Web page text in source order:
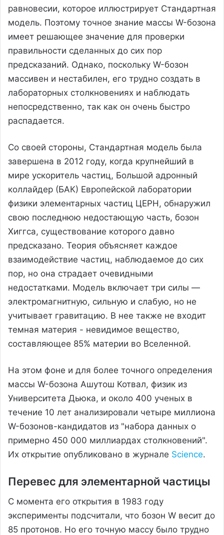
равновесии, которое иллюстрирует Стандартная
модель. Поэтому точное знание массы W-бозона
имеет решающее значение для проверки
правильности сделанных до сих пор
предсказаний. Однако, поскольку W-бозон
массивен и нестабилен, его трудно создать в
лабораторных столкновениях и наблюдать
непосредственно, так как он очень быстро
распадается.
Со своей стороны, Стандартная модель была
завершена в 2012 году, когда крупнейший в
мире ускоритель частиц, Большой адронный
коллайдер (БАК) Европейской лаборатории
физики элементарных частиц ЦЕРН, обнаружил
свою последнюю недостающую часть, бозон
Хиггса, существование которого давно
предсказано. Теория объясняет каждое
взаимодействие частиц, наблюдаемое до сих
пор, но она страдает очевидными
недостатками. Модель включает три силы —
электромагнитную, сильную и слабую, но не
учитывает гравитацию. В нее также не входит
темная материя - невидимое вещество,
составляющее 85% материи во Вселенной.
На этом фоне и для более точного определения
массы W-бозона Ашутош Котвал, физик из
Университета Дьюка, и около 400 ученых в
течение 10 лет анализировали четыре миллиона
W-бозонов-кандидатов из "набора данных о
примерно 450 000 миллиардах столкновений".
Их открытие опубликовано в журнале Science.
Перевес для элементарной частицы
С момента его открытия в 1983 году
эксперименты подсчитали, что бозон W весит до
85 протонов. Но его точную массу было трудно